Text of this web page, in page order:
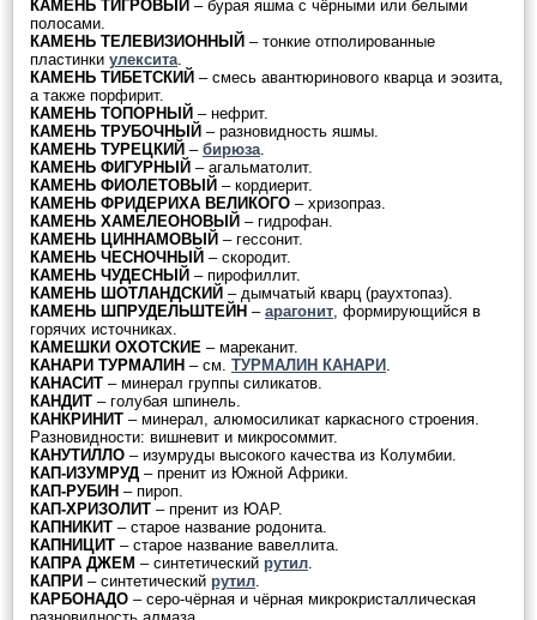
КАМЕНЬ ТИГРОВЫЙ – бурая яшма с чёрными или белыми
полосами.
КАМЕНЬ ТЕЛЕВИЗИОННЫЙ – тонкие отполированные
пластинки улексита.
КАМЕНЬ ТИБЕТСКИЙ – смесь авантюринового кварца и эозита,
а также порфирит.
КАМЕНЬ ТОПОРНЫЙ – нефрит.
КАМЕНЬ ТРУБОЧНЫЙ – разновидность яшмы.
КАМЕНЬ ТУРЕЦКИЙ – бирюза.
КАМЕНЬ ФИГУРНЫЙ – агальматолит.
КАМЕНЬ ФИОЛЕТОВЫЙ – кордиерит.
КАМЕНЬ ФРИДЕРИХА ВЕЛИКОГО – хризопраз.
КАМЕНЬ ХАМЕЛЕОНОВЫЙ – гидрофан.
КАМЕНЬ ЦИННАМОВЫЙ – гессонит.
КАМЕНЬ ЧЕСНОЧНЫЙ – скородит.
КАМЕНЬ ЧУДЕСНЫЙ – пирофиллит.
КАМЕНЬ ШОТЛАНДСКИЙ – дымчатый кварц (раухтопаз).
КАМЕНЬ ШПРУДЕЛЬШТЕЙН – арагонит, формирующийся в
горячих источниках.
КАМЕШКИ ОХОТСКИЕ – мареканит.
КАНАРИ ТУРМАЛИН – см. ТУРМАЛИН КАНАРИ .
КАНАСИТ – минерал группы силикатов.
КАНДИТ – голубая шпинель.
КАНКРИНИТ – минерал, алюмосиликат каркасного строения.
Разновидности: вишневит и микросоммит.
КАНУТИЛЛО – изумруды высокого качества из Колумбии.
КАП-ИЗУМРУД – пренит из Южной Африки.
КАП-РУБИН – пироп.
КАП-ХРИЗОЛИТ – пренит из ЮАР.
КАПНИКИТ – старое название родонита.
КАПНИЦИТ – старое название вавеллита.
КАПРА ДЖЕМ – синтетический рутил.
КАПРИ – синтетический рутил.
КАРБОНАДО – серо-чёрная и чёрная микрокристаллическая